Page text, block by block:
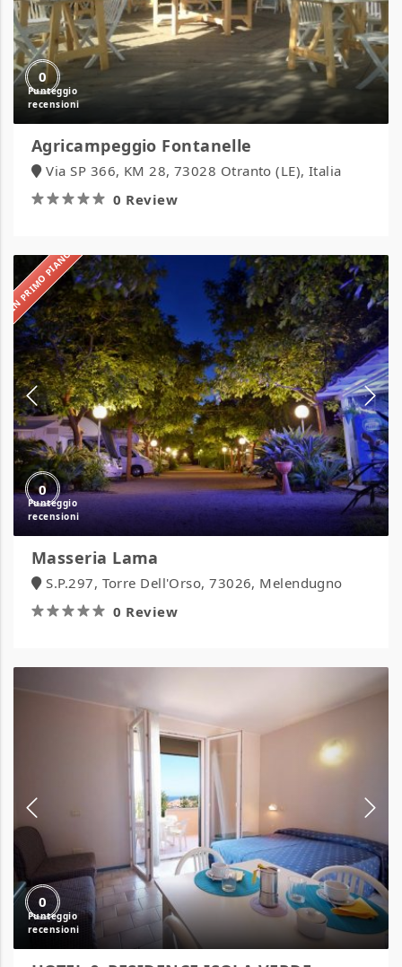
0
Agricampeggio Fontanelle
Via SP 366, KM 28, 73028 Otranto (LE), Italia
0 Review
IN PRIMO PIANO
0
Masseria
Lama
Masseria Lama
S.P.297, Torre Dell'Orso, 73026, Melendugno
0 Review
0
RESIDENCE
ISOLA
VERDE